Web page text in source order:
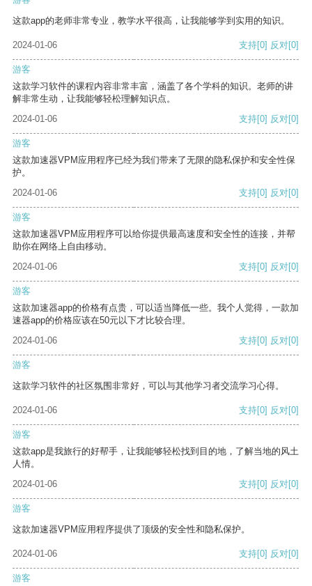
这款app的老师非常专业，教学水平很高，让我能够学到实用的知识。
2024-01-06 支持[0] 反对[0]
游客
这款学习软件的课程内容非常丰富，涵盖了各个学科的知识。老师的讲
解非常生动，让我能够轻松理解知识点。
2024-01-06
支持[0] 反对[0]
游客
这款加速器VPM应用程序已经为我们带来了无限的隐私保护和安全性保
护。
2024-01-06
支持[0] 反对[0]
游客
这款加速器VPM应用程序可以给你提供最高速度和安全性的连接，并帮
助你在网络上自由移动。
2024-01-06
支持[0] 反对[0]
游客
这款加速器app的价格有点贵，可以适当降低一些。我个人觉得，一款加
速器app的价格应该在50元以下才比较合理。
2024-01-06
支持[0] 反对[0]
游客
这款学习软件的社区氛围非常好，可以与其他学习者交流学习心得。
2024-01-06 支持[0] 反对[0]
游客
这款app是我旅行的好帮手，让我能够轻松找到目的地，了解当地的风土
人情。
2024-01-06
支持[0] 反对[0]
游客
这款加速器VPM应用程序提供了顶级的安全性和隐私保护。
2024-01-06 支持[0] 反对[0]
游客